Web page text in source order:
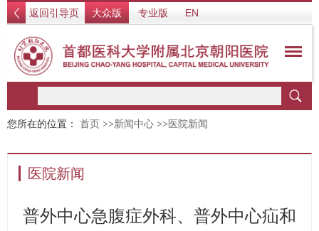
返回引导页 大众版 专业版 EN
您所在的位置： 首页 >>新闻中心 >> 医院新闻
医院新闻
普外中心急腹症外科、普外中心疝和